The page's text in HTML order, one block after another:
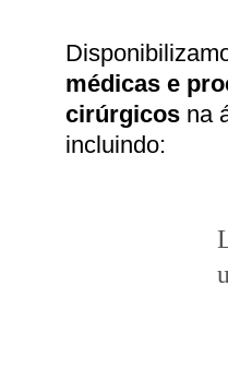
médicas e
cirúrgicos na
incluindo: